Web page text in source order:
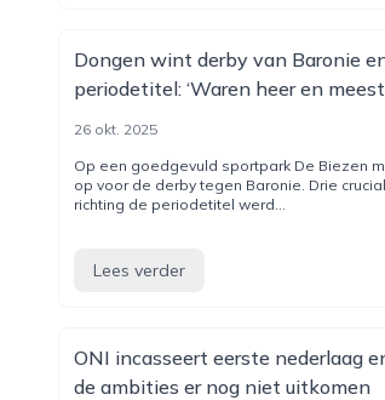
Dongen wint derby van Baronie
periodetitel: ‘Waren heer en
26 okt. 2025
Op een goedgevuld sportpark De Biezen
op voor de derby tegen Baronie. Drie
richting de periodetitel werd...
Lees verder
ONI incasseert eerste nederlaag
de ambities er nog niet uitkomen